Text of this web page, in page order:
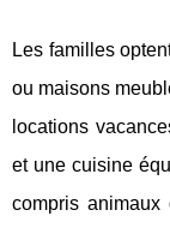
Les familles
ou maisons
locations
et une cuisine
compris